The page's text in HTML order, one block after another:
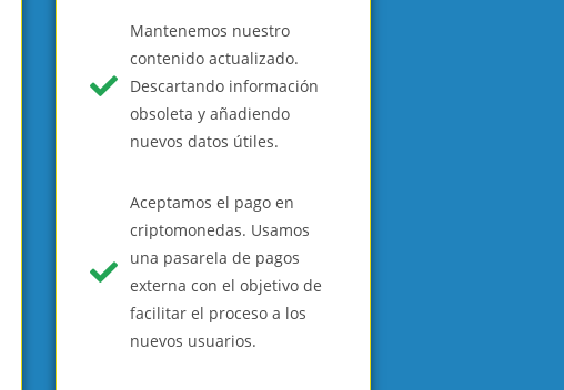
Mantenemos nuestro
contenido actualizado.
Descartando información
obsoleta y añadiendo
nuevos datos útiles.
Aceptamos el pago en
criptomonedas. Usamos
una pasarela de pagos
externa con el objetivo de
facilitar el proceso a los
nuevos usuarios.